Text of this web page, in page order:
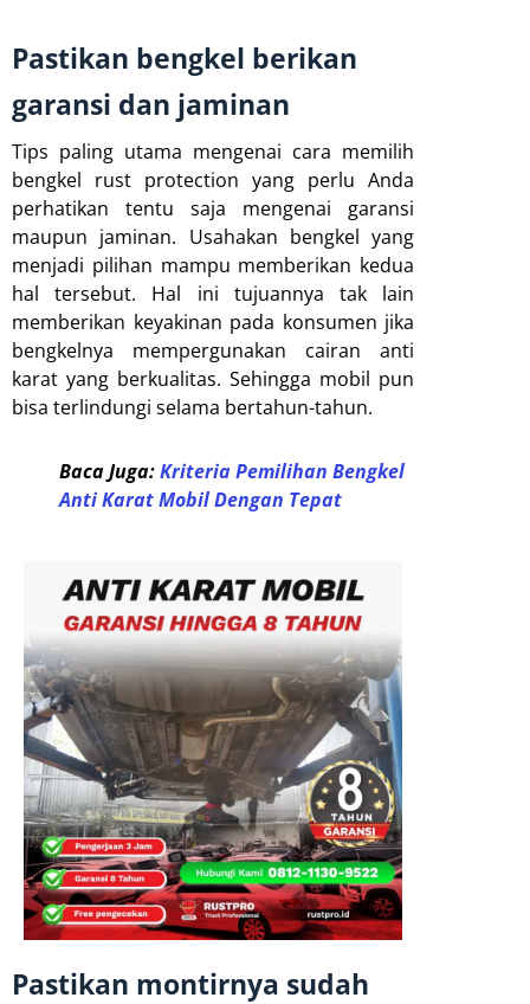
Pastikan bengkel berikan
garansi dan jaminan
Tips paling utama mengenai cara memilih
bengkel rust protection yang perlu Anda
perhatikan tentu saja mengenai garansi
maupun jaminan. Usahakan bengkel yang
menjadi pilihan mampu memberikan kedua
hal tersebut. Hal ini tujuannya tak lain
memberikan keyakinan pada konsumen jika
bengkelnya mempergunakan cairan anti
karat yang berkualitas. Sehingga mobil pun
bisa terlindungi selama bertahun-tahun.
Baca Juga: ‌Kriteria Pemilihan Bengkel
Anti Karat Mobil Dengan Tepat
Pastikan montirnya sudah